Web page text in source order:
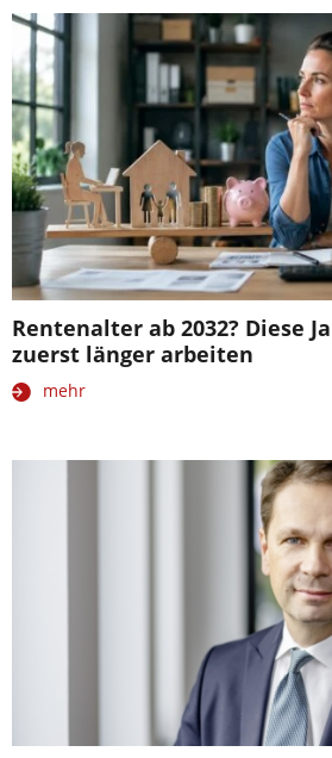
Rentenalter ab 2032? Diese
zuerst länger arbeiten
mehr